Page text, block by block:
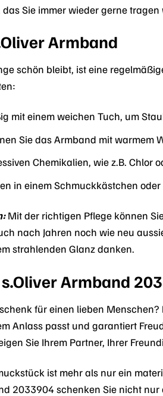
Sie immer wieder gerne tragen
Armband
schön bleibt, ist eine
mit einem weichen Tuch, um
Sie das Armband mit warmem
Chemikalien, wie z.B. Chlor
in einem Schmuckkästchen
Mit der richtigen Pflege können
nach Jahren noch wie neu
strahlenden Glanz danken.
Armband
für einen lieben
Anlass passt und garantiert
Sie Ihrem Partner, Ihrer
ist mehr als nur ein
2033904 schenken Sie nicht